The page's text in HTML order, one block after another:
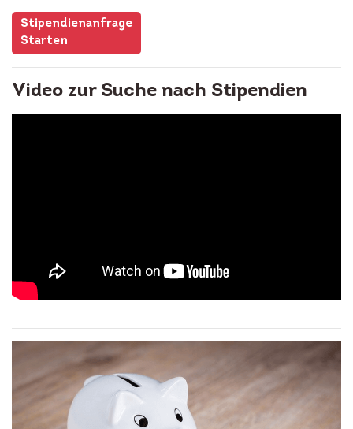
Stipendienanfrage
Starten
Video zur Suche nach Stipendien